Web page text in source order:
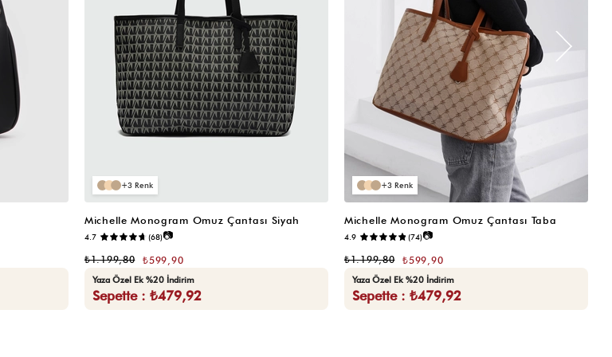
3
Michelle Monogram Omuz Çantası Siyah
4.7 (68)📷
₺599,90
₺1.199,80
Yaza Özel Ek %20 İndirim
Sepette : ₺479,92
3
Michelle Monogram Omuz Çantası Taba
4.9 (74)📷
₺599,90
₺1.199,80
Yaza Özel Ek %20 İndirim
Sepette : ₺479,92